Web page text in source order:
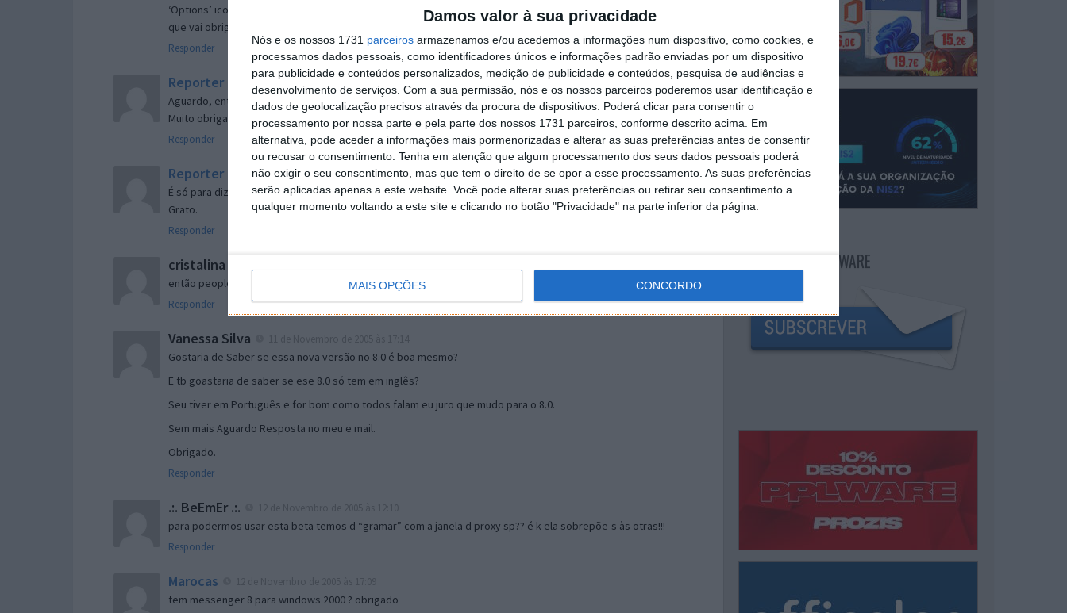
Damos valor à sua privacidade
Nós e os nossos 1731 parceiros armazenamos e/ou acedemos a informações num dispositivo, como cookies, e
processamos dados pessoais, como identificadores únicos e informações padrão enviadas por um dispositivo
para publicidade e conteúdos personalizados, medição de publicidade e conteúdos, pesquisa de audiências e
desenvolvimento de serviços. Com a sua permissão, nós e os nossos parceiros poderemos usar identificação e
dados de geolocalização precisos através da procura de dispositivos. Poderá clicar para consentir o
processamento por nossa parte e pela parte dos nossos 1731 parceiros, conforme descrito acima. Em
alternativa, pode aceder a informações mais pormenorizadas e alterar as suas preferências antes de consentir
ou recusar o consentimento. Tenha em atenção que algum processamento dos seus dados pessoais poderá
não exigir o seu consentimento, mas que tem o direito de se opor a esse processamento. As suas preferências
serão aplicadas apenas a este website. Você pode alterar suas preferências ou retirar seu consentimento a
qualquer momento voltando a este site e clicando no botão "Privacidade" na parte inferior da página.
MAIS OPÇÕES CONCORDO
‘Options’ icon geral da então janela aberta e logo perto do fim encontras um local para colocares um visto
que vai obrigar o Firefox a verificar se este é o browser predefinido.
Responder
Reporter 7 de Novembro de 2005 às 12:57
Aguardo, então, o e-mail, Vitor.
Muito obrigado.
Responder
Reporter 7 de Novembro de 2005 às 19:51
É só para dizer que ainda não me chegou mail algum.
Grato.
Responder
cristalina
então people
Responder
Vanessa Silva
Gostaria de Saber se essa nova versão no 8.0 é boa mesmo?
E tb goastaria de saber se ese 8.0 só tem em inglês?
Seu tiver em Português e for bom como todos falam eu juro que mudo para o 8.0.
Sem mais Aguardo Resposta no meu e mail.
Obrigado.
Responder
.:. BeEmEr .:.
para podermos usar esta beta temos d “gramar” com a janela d proxy sp?? é k ela sobrepõe-s às otras!!!
Responder
Marocas
tem messenger 8 para windows 2000 ? obrigado
NEWSLETTER PPLWARE